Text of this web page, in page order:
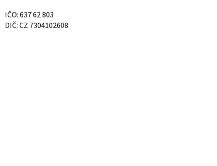
IČO: 637 62 803
DIČ: CZ 7304102608